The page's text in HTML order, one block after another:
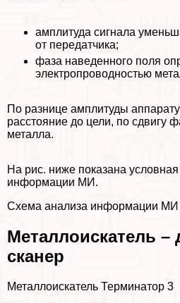
амплитуда сигнала
от передатчика;
фаза наведенного поля
электропроводностью
По разнице амплитуды
расстояние до цели, по сдвигу
металла.
На рис. ниже показана
информации МИ.
Схема анализа информации МИ
Металлоискатель –
сканер
Металлоискатель Терминатор 3